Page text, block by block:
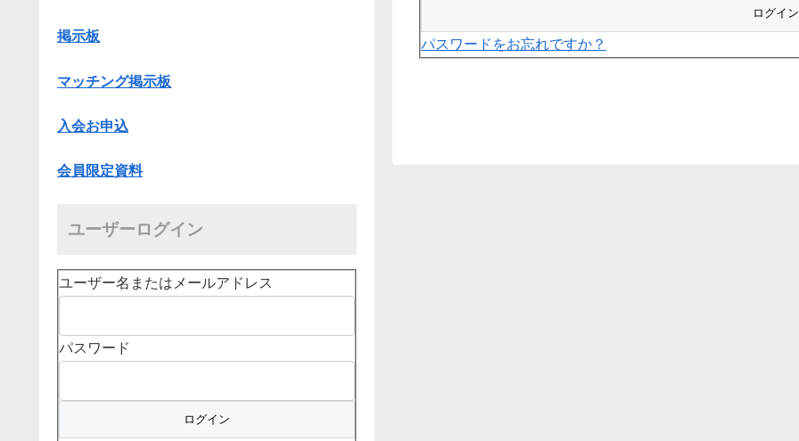
パスワードをお忘れですか？
掲示板
マッチング掲示板
入会お申込
会員限定資料
ユーザーログイン
ユーザー名またはメールアドレス
パスワード